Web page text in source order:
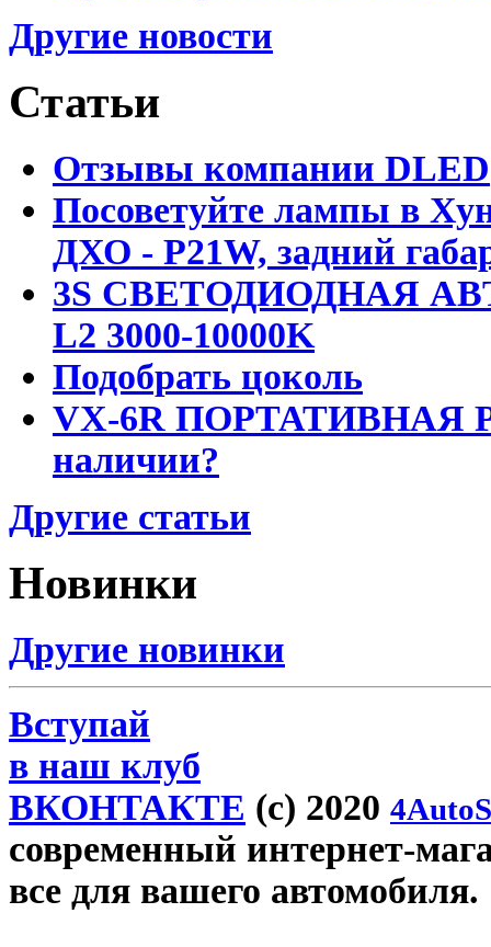
Другие новости
Статьи
Отзывы компании DLED
Посоветуйте лампы в
ДХО - P21W, задний
3S СВЕТОДИОДНАЯ
L2 3000-10000K
Подобрать цоколь
VX-6R ПОРТАТИВНАЯ
наличии?
Другие статьи
Новинки
Другие новинки
Вступай
в наш клуб
ВКОНТАКТЕ (c) 2020
современный интернет-
все для вашего автомобиля.